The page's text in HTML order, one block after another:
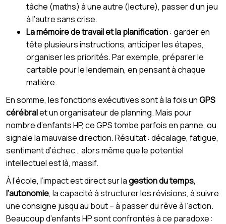
tâche (maths) à une autre (lecture), passer d’un jeu
à l’autre sans crise.
La mémoire de travail et la planification: garder en
tête plusieurs instructions, anticiper les étapes,
organiser les priorités. Par exemple, préparer le
cartable pour le lendemain, en pensant à chaque
matière.
En somme, les fonctions exécutives sont à la fois unGPS
cérébralet un organisateur de planning. Mais pour
nombre d’enfants HP, ce GPS tombe parfois en panne, ou
signale la mauvaise direction. Résultat : décalage, fatigue,
sentiment d’échec… alors même que le potentiel
intellectuel est là, massif.
À l’école, l’impact est direct sur lagestion du temps,
l’autonomie, la capacité à structurer les révisions, à suivre
une consigne jusqu’au bout – à passer du rêve à l’action.
Beaucoup d’enfants HP sont confrontés à ce paradoxe :